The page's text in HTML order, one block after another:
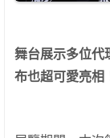
舞台展示多位代
布也超可愛亮相